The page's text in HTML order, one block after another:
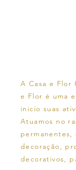
A Casa e Flor
e Flor é uma
inicio suas
Atuamos no
permanentes,
decoração,
decorativos,